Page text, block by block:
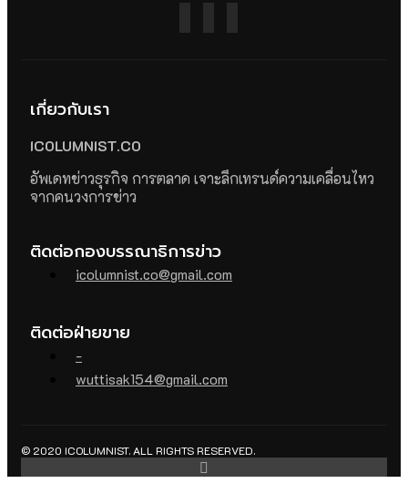
เกี่ยวกับเรา
ICOLUMNIST.CO
อัพเดทข่าวธุรกิจ การตลาด เจาะลึกเทรนด์ความเคลื่อนไหว
จากคนวงการข่าว
ติดต่อกองบรรณาธิการข่าว
icolumnist.co@gmail.com
ติดต่อฝ่ายขาย
-
wuttisak154@gmail.com
© 2020 ICOLUMNIST. ALL RIGHTS RESERVED.